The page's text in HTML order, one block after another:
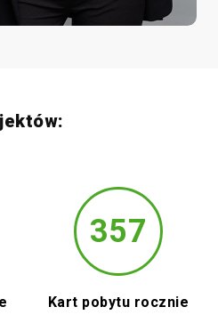
357
Kart pobytu rocznie